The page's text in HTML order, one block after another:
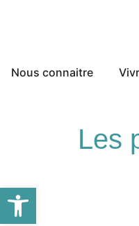
Nous connaitre
Les
Ouvrir la barre d’outils